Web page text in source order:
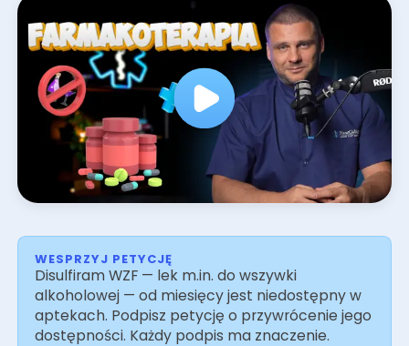
powinna stanowić uzupełnienie psychoterapii i
uczestnictwa w programie terapeutycznym,
dlatego stosowanie leków bez odpowiedniego
wsparcia psychospołecznego jest niezalecane.
WESPRZYJ PETYCJĘ
Disulfiram WZF — lek m.in. do wszywki
alkoholowej — od miesięcy jest niedostępny w
aptekach. Podpisz petycję o przywrócenie jego
dostępności. Każdy podpis ma znaczenie.